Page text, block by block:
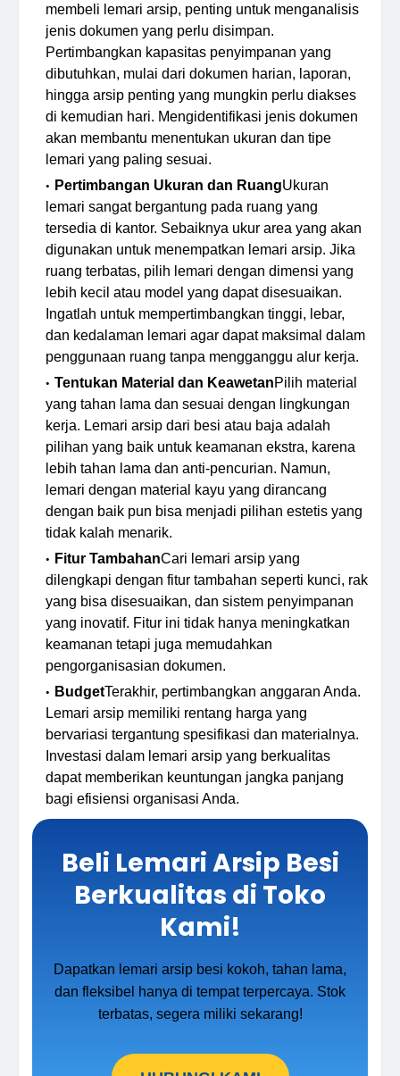
membeli lemari arsip, penting untuk menganalisis
jenis dokumen yang perlu disimpan.
Pertimbangkan kapasitas penyimpanan yang
dibutuhkan, mulai dari dokumen harian, laporan,
hingga arsip penting yang mungkin perlu diakses
di kemudian hari. Mengidentifikasi jenis dokumen
akan membantu menentukan ukuran dan tipe
lemari yang paling sesuai.
Pertimbangan Ukuran dan RuangUkuran
lemari sangat bergantung pada ruang yang
tersedia di kantor. Sebaiknya ukur area yang akan
digunakan untuk menempatkan lemari arsip. Jika
ruang terbatas, pilih lemari dengan dimensi yang
lebih kecil atau model yang dapat disesuaikan.
Ingatlah untuk mempertimbangkan tinggi, lebar,
dan kedalaman lemari agar dapat maksimal dalam
penggunaan ruang tanpa mengganggu alur kerja.
Tentukan Material dan KeawetanPilih material
yang tahan lama dan sesuai dengan lingkungan
kerja. Lemari arsip dari besi atau baja adalah
pilihan yang baik untuk keamanan ekstra, karena
lebih tahan lama dan anti-pencurian. Namun,
lemari dengan material kayu yang dirancang
dengan baik pun bisa menjadi pilihan estetis yang
tidak kalah menarik.
Fitur TambahanCari lemari arsip yang
dilengkapi dengan fitur tambahan seperti kunci, rak
yang bisa disesuaikan, dan sistem penyimpanan
yang inovatif. Fitur ini tidak hanya meningkatkan
keamanan tetapi juga memudahkan
pengorganisasian dokumen.
BudgetTerakhir, pertimbangkan anggaran Anda.
Lemari arsip memiliki rentang harga yang
bervariasi tergantung spesifikasi dan materialnya.
Investasi dalam lemari arsip yang berkualitas
dapat memberikan keuntungan jangka panjang
bagi efisiensi organisasi Anda.
Beli Lemari Arsip Besi
Berkualitas di Toko
Kami!
Dapatkan lemari arsip besi kokoh, tahan lama,
dan fleksibel hanya di tempat terpercaya. Stok
terbatas, segera miliki sekarang!